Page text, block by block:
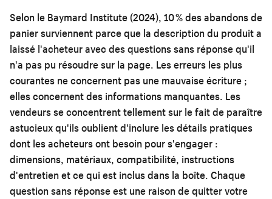
Selon le Baymard Institute (2024), 10 % des abandons de
panier surviennent parce que la description du produit a
laissé l'acheteur avec des questions sans réponse qu'il
n'a pas pu résoudre sur la page. Les erreurs les plus
courantes ne concernent pas une mauvaise écriture ;
elles concernent des informations manquantes. Les
vendeurs se concentrent tellement sur le fait de paraître
astucieux qu'ils oublient d'inclure les détails pratiques
dont les acheteurs ont besoin pour s'engager :
dimensions, matériaux, compatibilité, instructions
d'entretien et ce qui est inclus dans la boîte. Chaque
question sans réponse est une raison de quitter votre